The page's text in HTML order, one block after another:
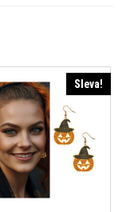
Sleva!